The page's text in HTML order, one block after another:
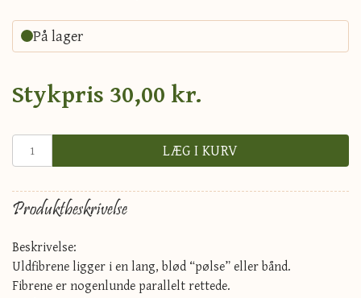
På lager
Stykpris 30,00 kr.
LÆG I KURV
Produktbeskrivelse
Beskrivelse:
Uldfibrene ligger i en lang, blød “pølse” eller bånd.
Fibrene er nogenlunde parallelt rettede.